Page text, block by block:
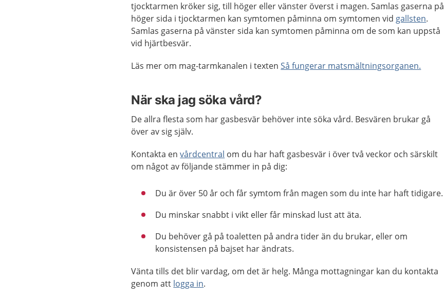
tjocktarmen kröker sig, till höger eller vänster överst i magen. Samlas gaserna på
höger sida i tjocktarmen kan symtomen påminna om symtomen vid gallsten.
Samlas gaserna på vänster sida kan symtomen påminna om de som kan uppstå
vid hjärtbesvär.
Läs mer om mag-tarmkanalen i textenSå fungerar matsmältningsorganen.
När ska jag söka vård?
De allra flesta som har gasbesvär behöver inte söka vård. Besvären brukar gå
över av sig själv.
Kontakta envårdcentral om du har haft gasbesvär i över två veckor och särskilt
om något av följande stämmer in på dig:
Du är över 50 år och får symtom från magen som du inte har haft tidigare.
Du minskar snabbt i vikt eller får minskad lust att äta.
Du behöver gå på toaletten på andra tider än du brukar, eller om
konsistensen på bajset har ändrats.
Vänta tills det blir vardag, om det är helg. Många mottagningar kan du kontakta
genom att logga in.